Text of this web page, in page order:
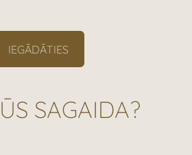
IEGĀDĀTIES
SAGAIDA?